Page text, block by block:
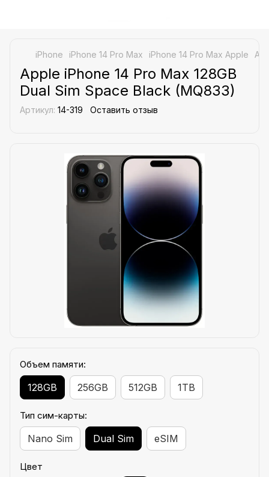
iPhone iPhone 14 Pro Max iPhone 14 Pro Max Apple
Apple iPhone 14 Pro Max 128GB
Dual Sim Space Black (MQ833)
Артикул: 14-319 Оставить отзыв
Объем памяти:
128GB 256GB 512GB 1TB
Тип сим-карты:
Nano Sim Dual Sim eSIM
Цвет